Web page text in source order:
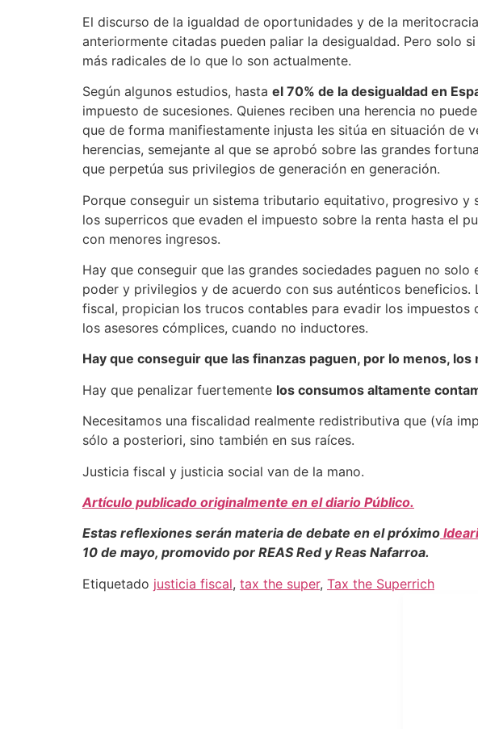
El discurso de la igualdad de oportunidades y de la
anteriormente citadas pueden paliar la desigualdad. Pero solo
más radicales de lo que lo son actualmente.
Según algunos estudios, hasta el 70% de la desigualdad en
impuesto de sucesiones. Quienes reciben una herencia no
que de forma manifiestamente injusta les sitúa en situación de
herencias, semejante al que se aprobó sobre las grandes
que perpetúa sus privilegios de generación en generación.
Porque conseguir un sistema tributario equitativo, progresivo
los superricos que evaden el impuesto sobre la renta hasta el
con menores ingresos.
Hay que conseguir que las grandes sociedades paguen no
poder y privilegios y de acuerdo con sus auténticos
fiscal, propician los trucos contables para evadir los
los asesores cómplices, cuando no inductores.
Hay que conseguir que las finanzas paguen, por lo menos,
Hay que penalizar fuertemente los consumos altamente
Necesitamos una fiscalidad realmente redistributiva que (vía
sólo a posteriori, sino también en sus raíces.
Justicia fiscal y justicia social van de la mano.
Artículo publicado originalmente en el diario Público.
Estas reflexiones serán materia de debate en el próximo
10 de mayo, promovido por REAS Red y Reas Nafarroa.
Etiquetado justicia fiscal, tax the super, Tax the Superrich